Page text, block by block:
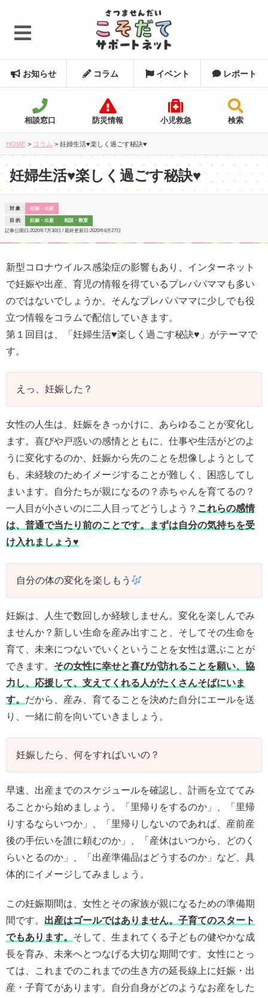
お知らせ コラム イベント レポート
相談窓口 防災情報 小児救急 検索
HOME > コラム > 妊婦生活♥楽しく過ごす秘訣♥
妊婦生活♥楽しく過ごす秘訣♥
対 象 妊娠・出産
目 的 妊娠・出産
相談・教室
記事公開日:2020年7月30日 / 最終更新日:2020年8月27日
新型コロナウイルス感染症の影響もあり、インターネット
で妊娠や出産、育児の情報を得ているプレパパママも多い
のではないでしょうか。そんなプレパパママに少しでも役
立つ情報をコラムで配信していきます。
第１回目は、「妊婦生活♥楽しく過ごす秘訣♥」がテーマで
す。
えっ、妊娠した？
女性の人生は、妊娠をきっかけに、あらゆることが変化し
ます。喜びや戸惑いの感情とともに、仕事や生活がどのよ
うに変化するのか、妊娠から先のことを想像しようとして
も、未経験のためイメージすることが難しく、困惑してし
まいます。自分たちが親になるの？赤ちゃんを育てるの？
一人目が小さいのに二人目ってどうしよう？ これらの感情
は、普通で当たり前のことです。まずは自分の気持ちを受
け入れましょう♥
自分の体の変化を楽しもう
妊娠は、人生で数回しか経験しません。変化を楽しんでみ
ませんか？新しい生命を産み出すこと、そしてその生命を
育て、未来につないでいくということを女性は選ぶことが
できます。 その女性に幸せと喜びが訪れることを願い、協
力し、応援して、支えてくれる人がたくさんそばにいま
す。 だから、産み、育てることを決めた自分にエールを送
り、一緒に前を向いていきましょう。
妊娠したら、何をすればいいの？
早速、出産までのスケジュールを確認し、計画を立ててみ
ることから始めましょう。「里帰りをするのか」、「里帰
りするならいつか」、「里帰りしないのであれば、産前産
後の手伝いを誰に頼むのか」、「産休はいつから、どのく
らいとるのか」、「出産準備品はどうするのか」など、具
体的にイメージしてみましょう。
この妊娠期間は、女性とその家族が親になるための準備期
間です。 出産はゴールではありません。子育てのスタート
でもあります。 そして、生まれてくる子どもの健やかな成
長を育み、未来へとつなげる大切な期間です。女性にとっ
ては、これまでのこれまでの生き方の延長線上に妊娠・出
産・子育てがあります。自分自身がどのようなお産をした